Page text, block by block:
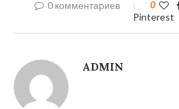
0 комментариев 0
Pinterest
ADMIN